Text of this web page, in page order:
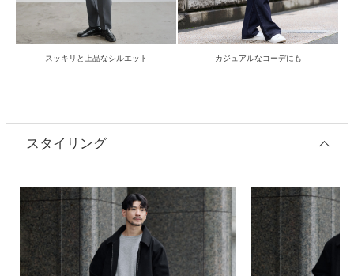
スッキリと上品なシルエット カジュアルなコーデにも
スタイリング